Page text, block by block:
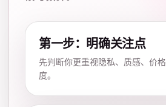
第一步：明确关注点
先判断你更重视隐私、质感、价
度。